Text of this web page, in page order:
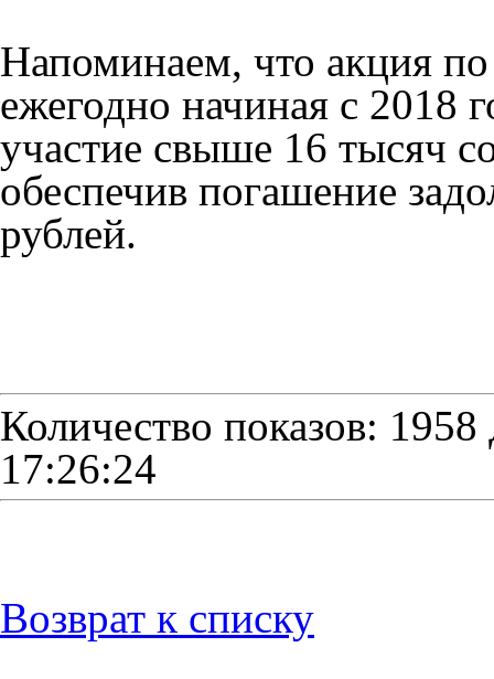
Напоминаем, что акция
ежегодно начиная с 2018
участие свыше 16 тысяч
обеспечив погашение
рублей.
Количество показов: 1958
17:26:24
Возврат к списку